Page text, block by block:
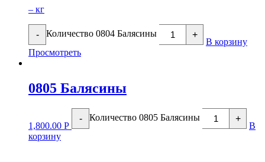
– кг
- Количество 0804 Балясины +
В корзину
Просмотреть
0805 Балясины
1,800.00 Р
- Количество 0805 Балясины +
В
корзину